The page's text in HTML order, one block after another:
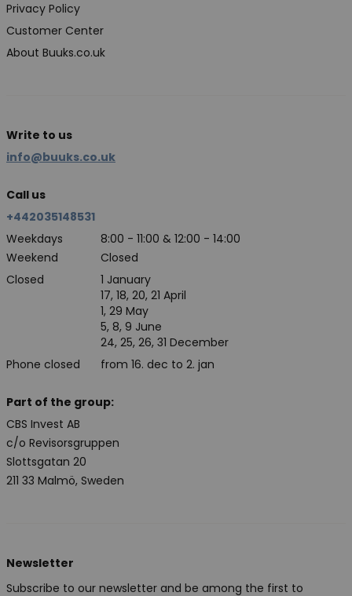
Privacy Policy
Customer Center
About Buuks.co.uk
Write to us
info@buuks.co.uk
Call us
+442035148531
Weekdays
8:00 - 11:00 & 12:00 - 14:00
Weekend
Closed
Closed
Phone closed
1 January
17, 18, 20, 21 April
1, 29 May
5, 8, 9 June
24, 25, 26, 31 December
from 16. dec to 2. jan
Part of the group:
CBS Invest AB
c/o Revisorsgruppen
Slottsgatan 20
211 33 Malmö, Sweden
Newsletter
Subscribe to our newsletter and be among the first to